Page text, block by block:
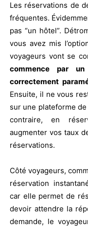
Les réservations de
fréquentes.
pas “un hôtel”.
vous avez mis
voyageurs vont se
commence par
correctement
Ensuite, il ne vous
sur une plateforme
contraire, en
augmenter vos taux
réservations.
Côté voyageurs,
réservation
car elle permet de
devoir attendre la
demande, le